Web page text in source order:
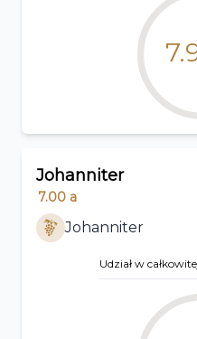
Johanniter
7.00 a
Johanniter
Udział w